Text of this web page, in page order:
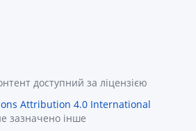
доступний за ліцензією
Attribution 4.0 International
зазначено інше